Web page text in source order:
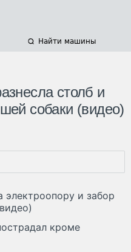
Найти машины
столб и
собаки (видео)
электроопору и забор
кроме